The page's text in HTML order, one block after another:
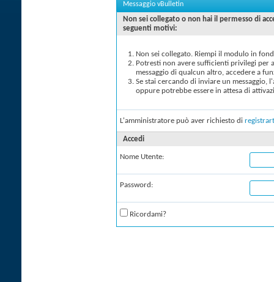
Messaggio vBulletin
Non sei collegato o non hai il permesso di
seguenti motivi:
Non sei collegato. Riempi il modulo in
Potresti non avere sufficienti privilegi per
messaggio di qualcun altro, accedere a
Se stai cercando di inviare un
oppure potrebbe essere in attesa di
L'amministratore può aver richiesto di
Accedi
Nome Utente:
Password:
Ricordami?